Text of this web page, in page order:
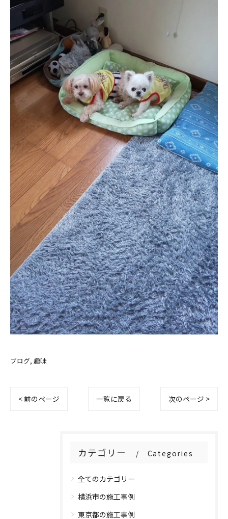
ブログ 趣味
< 前のページ 一覧に戻る 次のページ >
カテゴリー Categories
全てのカテゴリー
横浜市の施工事例
東京都の施工事例